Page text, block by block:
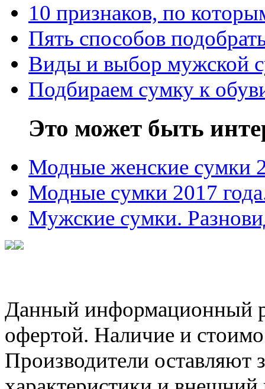
10 признаков, по
Пять способов
Виды и выбор мужской
Подбираем сумку к
Это может быть
Модные женские сумки
Модные сумки 2017
Мужские сумки.
Данный информационный
офертой. Наличие и
Производители оставляют